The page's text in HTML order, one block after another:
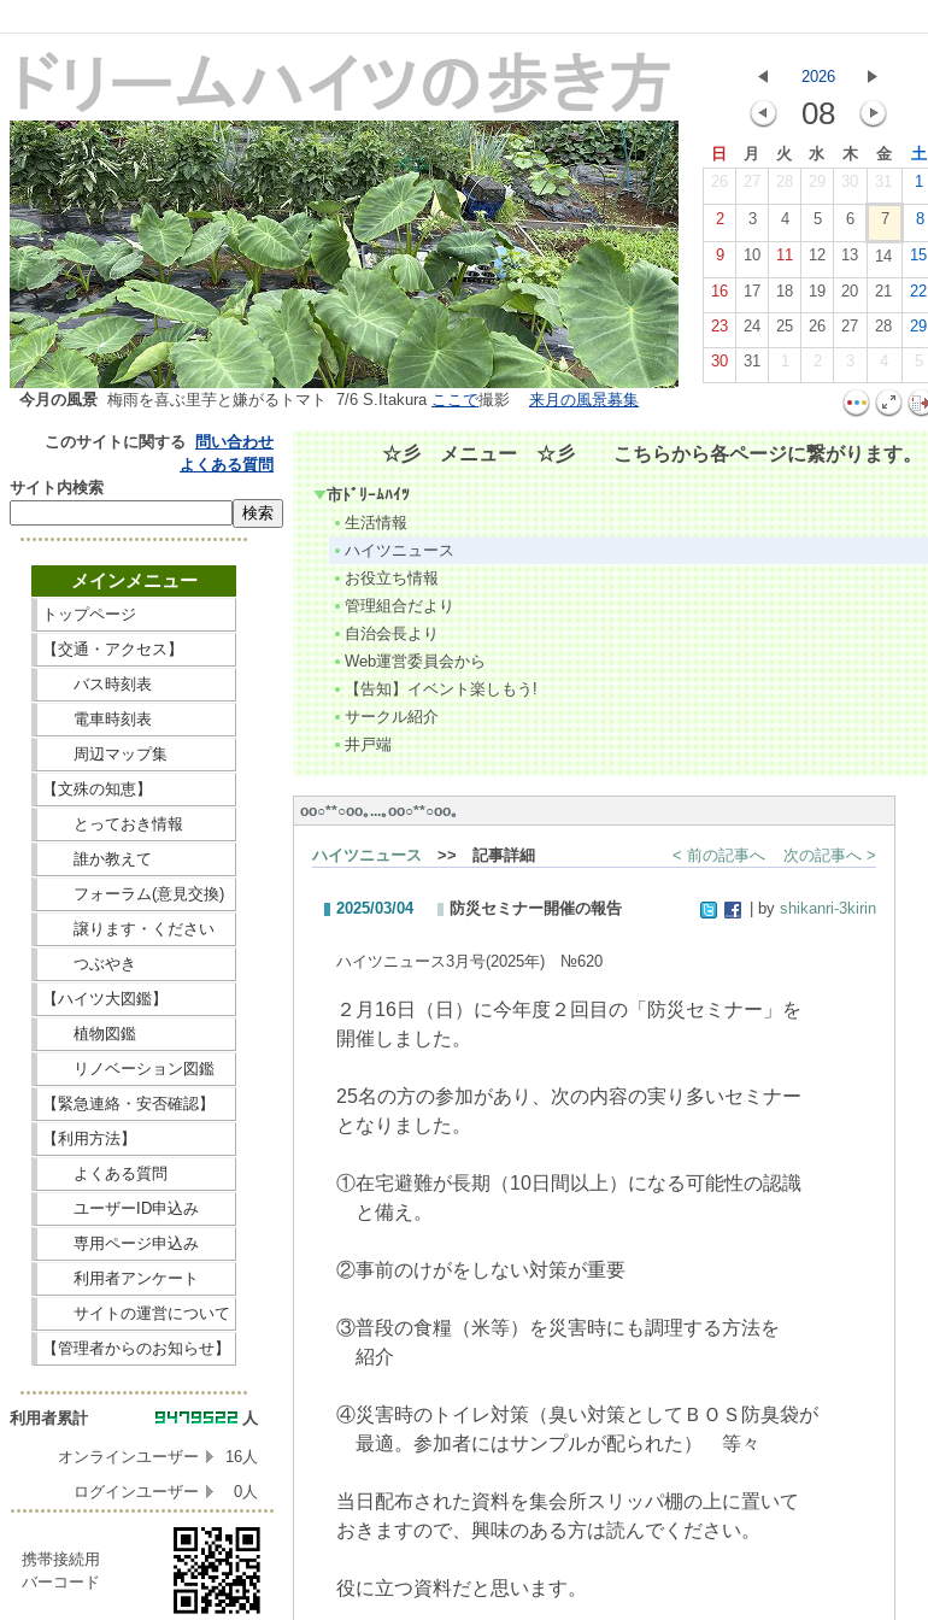
今月の風景 梅雨を喜ぶ里芋と嫌がるトマト 7/6 S.Itakura ここで撮影 来月の風景募集
2026
08
日 月 火 水 木 金
土
26
27 28 29 30 31 1
2 3 4 5 6 7
8
9
10 11 12 13 14
15
16
17 18 19 20 21
22
23
24 25 26 27 28
29
30
31 1 2 3 4 5
このサイトに関する
問い合わせ
よくある質問
サイト内検索
メインメニュー
トップページ
【交通・アクセス】
バス時刻表
電車時刻表
周辺マップ集
【文殊の知恵】
とっておき情報
誰か教えて
フォーラム(意見交換)
譲ります・ください
つぶやき
【ハイツ大図鑑】
植物図鑑
リノベーション図鑑
【緊急連絡・安否確認】
【利用方法】
よくある質問
ユーザーID申込み
専用ページ申込み
利用者アンケート
サイトの運営について
【管理者からのお知らせ】
利用者累計 人
オンラインユーザー
16人
ログインユーザー
0人
携帯接続用
バーコード
☆彡 メニュー ☆彡 こちらから各ページに繋がります。
市ﾄﾞﾘｰﾑﾊｲﾂ
生活情報
ハイツニュース
お役立ち情報
管理組合だより
自治会長より
Web運営委員会から
【告知】イベント楽しもう!
サークル紹介
井戸端
oо○**○оo｡...｡oо○**○оo｡
ハイツニュース >> 記事詳細 < 前の記事へ 次の記事へ >
2025/03/04 防災セミナー開催の報告 | by shikanri-3kirin
ハイツニュース3月号(2025年) №620
２月16日（日）に今年度２回目の「防災セミナー」を
開催しました。
25名の方の参加があり、次の内容の実り多いセミナー
となりました。
①在宅避難が長期（10日間以上）になる可能性の認識
と備え。
②事前のけがをしない対策が重要
③普段の食糧（米等）を災害時にも調理する方法を
紹介
④災害時のトイレ対策（臭い対策としてＢＯＳ防臭袋が
最適。参加者にはサンプルが配られた） 等々
当日配布された資料を集会所スリッパ棚の上に置いて
おきますので、興味のある方は読んでください。
役に立つ資料だと思います。